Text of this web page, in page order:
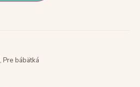
, Pre bábätká